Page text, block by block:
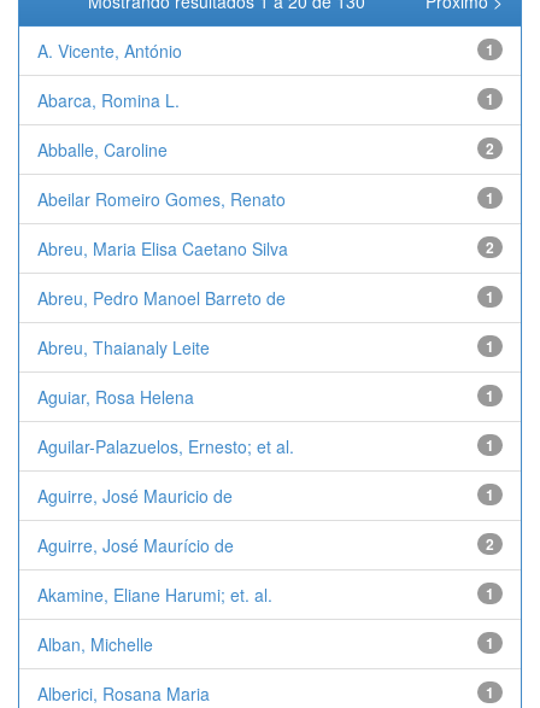
A. Vicente, António 1
Abarca, Romina L. 1
Abballe, Caroline 2
Abeilar Romeiro Gomes, Renato 1
Abreu, Maria Elisa Caetano Silva 2
Abreu, Pedro Manoel Barreto de 1
Abreu, Thaianaly Leite 1
Aguiar, Rosa Helena 1
Aguilar-Palazuelos, Ernesto; et al. 1
Aguirre, José Mauricio de 1
Aguirre, José Maurício de 2
Akamine, Eliane Harumi; et. al. 1
Alban, Michelle 1
Alberici, Rosana Maria 1